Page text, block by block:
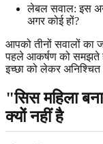
लेबल सवाल: इस
अगर कोई हों?
आपको तीनों सवालों का
पहले आकर्षण को समझते
इच्छा को लेकर
"सिस महिला
क्यों नहीं है